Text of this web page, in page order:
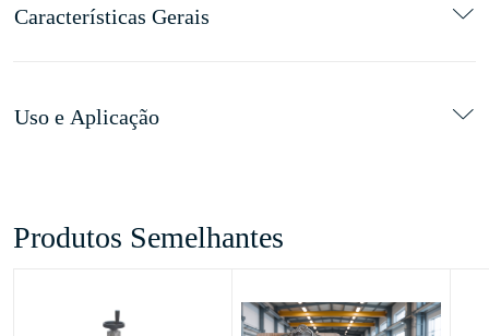
Características Gerais
Uso e Aplicação
Produtos Semelhantes